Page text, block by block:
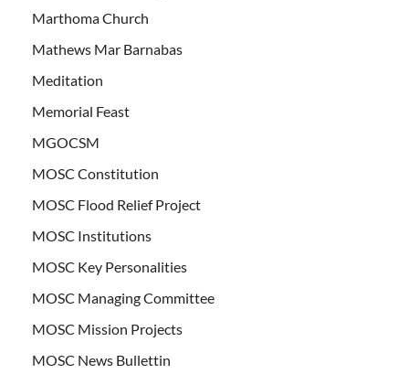
Marthoma Church
Mathews Mar Barnabas
Meditation
Memorial Feast
MGOCSM
MOSC Constitution
MOSC Flood Relief Project
MOSC Institutions
MOSC Key Personalities
MOSC Managing Committee
MOSC Mission Projects
MOSC News Bullettin